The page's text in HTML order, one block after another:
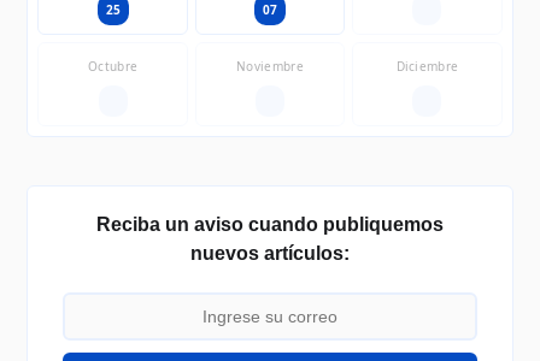
25 07
Octubre Noviembre Diciembre
Reciba un aviso cuando publiquemos
nuevos artículos: